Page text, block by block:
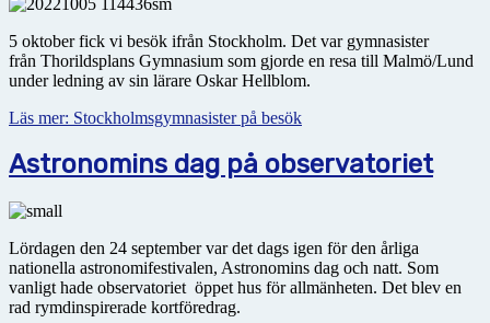
5 oktober fick vi besök ifrån Stockholm. Det var gymnasister
från Thorildsplans Gymnasium som gjorde en resa till Malmö/Lund
under ledning av sin lärare Oskar Hellblom.
Läs mer: Stockholmsgymnasister på besök
Astronomins dag på observatoriet
Lördagen den 24 september var det dags igen för den årliga
nationella astronomifestivalen, Astronomins dag och natt. Som
vanligt hade observatoriet öppet hus för allmänheten. Det blev en
rad rymdinspirerade kortföredrag.